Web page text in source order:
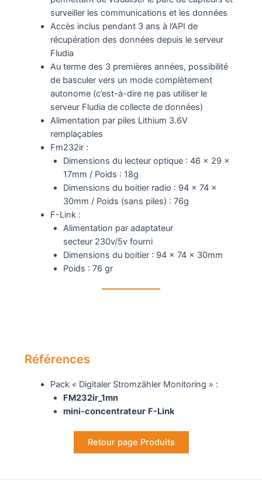
surveiller les communications et les données
Accès inclus pendant 3 ans à l’API de
récupération des données depuis le serveur
Fludia
Au terme des 3 premières années, possibilité
de basculer vers un mode complètement
autonome (c’est-à-dire ne pas utiliser le
serveur Fludia de collecte de données)
Alimentation par piles Lithium 3.6V
remplaçables
Fm232ir :
Dimensions du lecteur optique : 46 x 29 x
17mm / Poids : 18g
Dimensions du boitier radio : 94 x 74 x
30mm / Poids (sans piles) : 76g
F-Link :
Alimentation par adaptateur
secteur 230v/5v fourni
Dimensions du boitier : 94 x 74 x 30mm
Poids : 76 gr
Références
Pack « Digitaler Stromzähler Monitoring » :
FM232ir_1mn
mini-concentrateur F-Link
Retour page Produits